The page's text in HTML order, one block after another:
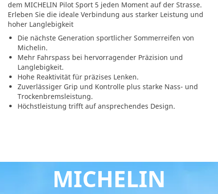
dem MICHELIN Pilot Sport 5 jeden Moment auf der Strasse.
Erleben Sie die ideale Verbindung aus starker Leistung und
hoher Langlebigkeit
Die nächste Generation sportlicher Sommerreifen von
Michelin.
Mehr Fahrspass bei hervorragender Präzision und
Langlebigkeit.
Hohe Reaktivität für präzises Lenken.
Zuverlässiger Grip und Kontrolle plus starke Nass- und
Trockenbremsleistung.
Höchstleistung trifft auf ansprechendes Design.
MICHELIN